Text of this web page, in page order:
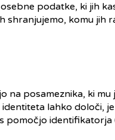
podatke, ki jih
komu jih
na posameznika, ki mu
lahko določi,
pomočjo identifikatorja